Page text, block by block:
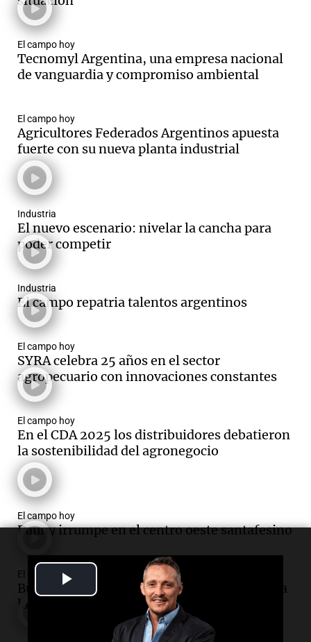
El campo hoy
Tecnomyl Argentina, una empresa nacional
de vanguardia y compromiso ambiental
El campo hoy
Agricultores Federados Argentinos apuesta
fuerte con su nueva planta industrial
Industria
El nuevo escenario: nivelar la cancha para
poder competir
Industria
El campo repatria talentos argentinos
El campo hoy
SYRA celebra 25 años en el sector
agropecuario con innovaciones constantes
El campo hoy
En el CDA 2025 los distribuidores debatieron
la sostenibilidad del agronegocio
El campo hoy
Pauny irrumpe en el centro oeste santafesino
El campo hoy
Buen clima para la ganadería, tormenta para
la industria